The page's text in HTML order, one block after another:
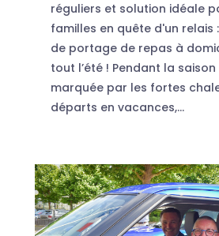
réguliers et solution idéale
familles en quête d'un relais
de portage de repas à
tout l’été ! Pendant la
marquée par les fortes
départs en vacances,...